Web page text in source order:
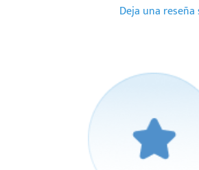
Postal
Ingresar
Deja una